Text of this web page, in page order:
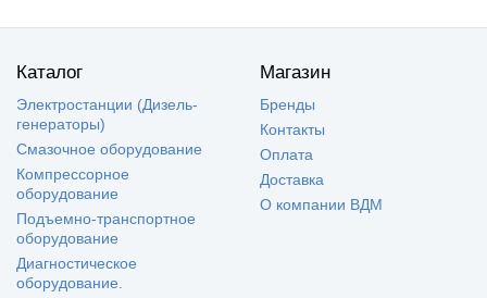
Каталог
Электростанции (Дизель-
генераторы)
Смазочное оборудование
Компрессорное
оборудование
Подъемно-транспортное
оборудование
Диагностическое
оборудование.
Магазин
Бренды
Контакты
Оплата
Доставка
О компании ВДМ